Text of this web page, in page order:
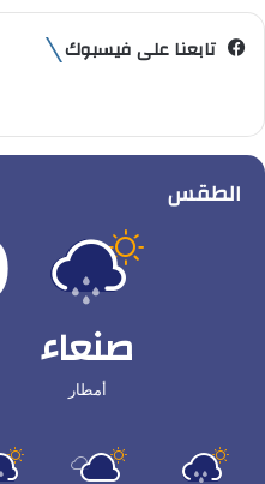
تابعنا على فيسبوك
الطقس
صنعاء
أمطار